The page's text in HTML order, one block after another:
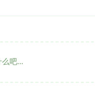
吧...